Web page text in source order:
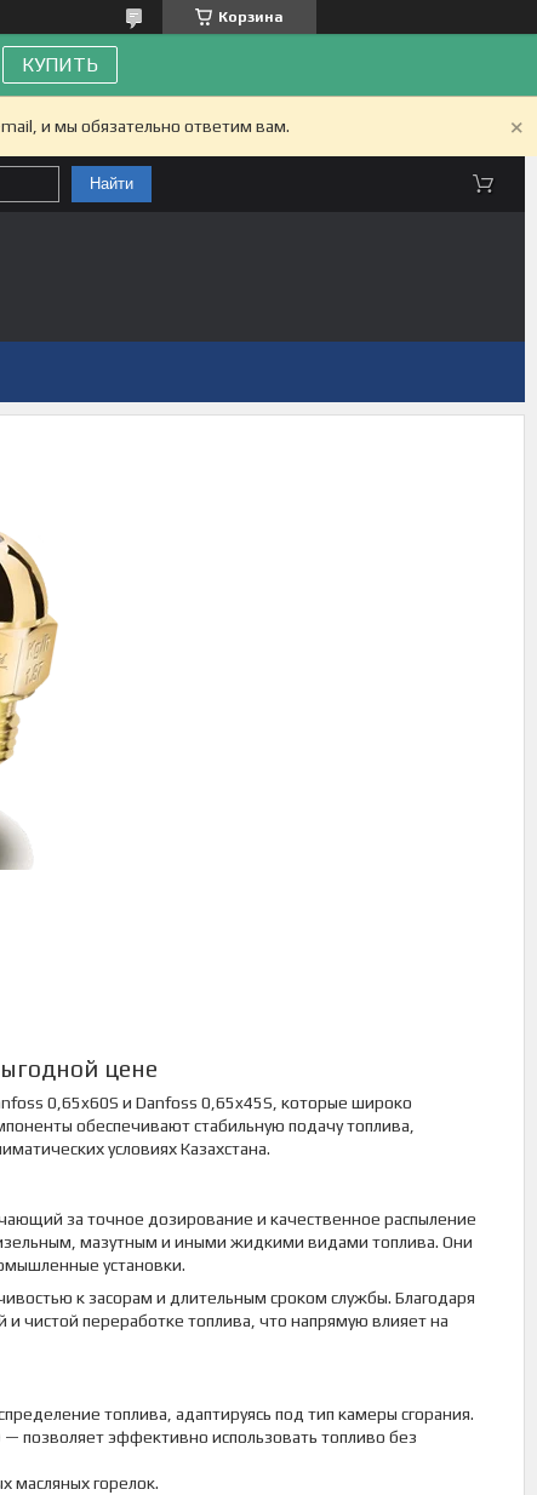
Корзина
КУПИТЬ
и мы обязательно ответим вам.
Найти
цене
0,65x60S и Danfoss 0,65x45S, которые широко
обеспечивают стабильную подачу топлива,
условиях Казахстана.
за точное дозирование и качественное распыление
мазутным и иными жидкими видами топлива. Они
установки.
к засорам и длительным сроком службы. Благодаря
чистой переработке топлива, что напрямую влияет на
топлива, адаптируясь под тип камеры сгорания.
позволяет эффективно использовать топливо без
масляных горелок.